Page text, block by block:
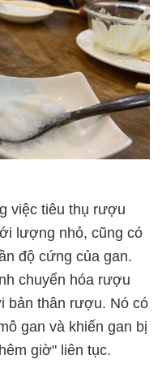
việc tiêu thụ rượu
lượng nhỏ, cũng có
độ cứng của gan.
chuyển hóa rượu
bản thân rượu. Nó có
gan và khiến gan bị
giờ" liên tục.